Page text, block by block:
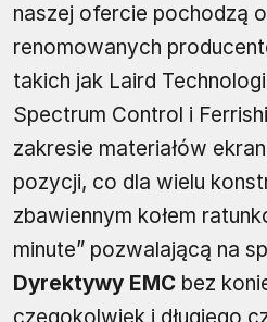
naszej ofercie pochodzą
renomowanych
takich jak Laird
Spectrum Control i
zakresie materiałów
pozycji, co dla wielu
zbawiennym kołem
minute” pozwalającą na
Dyrektywy EMC bez